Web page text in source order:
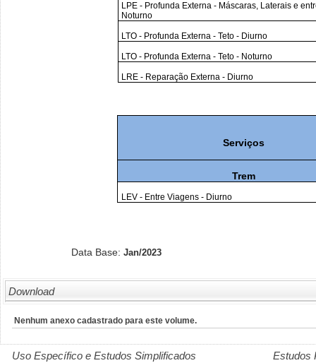
LPE - Profunda Externa - Máscaras, Laterais e
Noturno
LTO - Profunda Externa - Teto - Diurno
LTO - Profunda Externa - Teto - Noturno
LRE - Reparação Externa - Diurno
Serviços
Trem
LEV - Entre Viagens - Diurno
Data Base: Jan/2023
Download
Nenhum anexo cadastrado para este volume.
Uso Específico e Estudos Simplificados Estudos